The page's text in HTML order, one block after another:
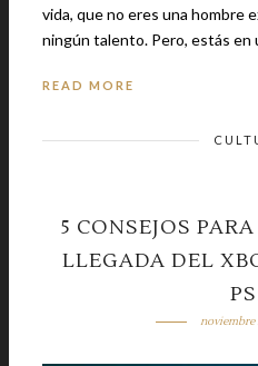
vida, que no eres una hombre exitoso o que no tienes
ningún talento. Pero,
READ MORE
5 CONSEJOS
LLEGADA DEL
noviembre